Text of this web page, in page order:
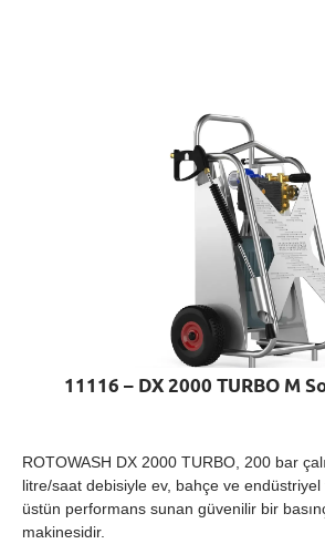
11116 – DX 2000 TURBO M
ROTOWASH DX 2000 TURBO, 200 bar
litre/saat debisiyle ev, bahçe ve
üstün performans sunan güvenilir bir
makinesidir.